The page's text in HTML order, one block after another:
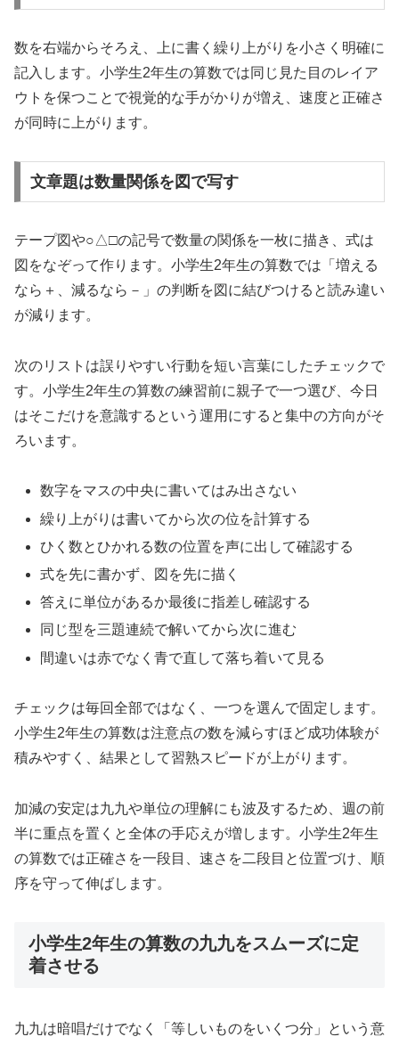
数を右端からそろえ、上に書く繰り上がりを小さく明確に
記入します。小学生2年生の算数では同じ見た目のレイア
ウトを保つことで視覚的な手がかりが増え、速度と正確さ
が同時に上がります。
文章題は数量関係を図で写す
テープ図や○△□の記号で数量の関係を一枚に描き、式は
図をなぞって作ります。小学生2年生の算数では「増える
なら＋、減るなら－」の判断を図に結びつけると読み違い
が減ります。
次のリストは誤りやすい行動を短い言葉にしたチェックで
す。小学生2年生の算数の練習前に親子で一つ選び、今日
はそこだけを意識するという運用にすると集中の方向がそ
ろいます。
数字をマスの中央に書いてはみ出さない
繰り上がりは書いてから次の位を計算する
ひく数とひかれる数の位置を声に出して確認する
式を先に書かず、図を先に描く
答えに単位があるか最後に指差し確認する
同じ型を三題連続で解いてから次に進む
間違いは赤でなく青で直して落ち着いて見る
チェックは毎回全部ではなく、一つを選んで固定します。
小学生2年生の算数は注意点の数を減らすほど成功体験が
積みやすく、結果として習熟スピードが上がります。
加減の安定は九九や単位の理解にも波及するため、週の前
半に重点を置くと全体の手応えが増します。小学生2年生
の算数では正確さを一段目、速さを二段目と位置づけ、順
序を守って伸ばします。
小学生2年生の算数の九九をスムーズに定
着させる
九九は暗唱だけでなく「等しいものをいくつ分」という意